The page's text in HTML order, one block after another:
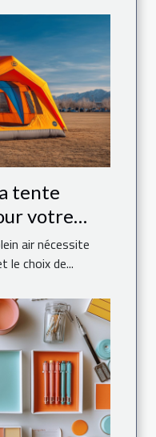
tente
votre
air nécessite
le choix de...